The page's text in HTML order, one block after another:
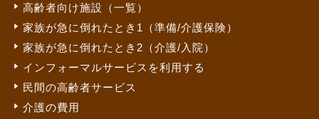
高齢者向け施設（一覧）
家族が急に倒れたとき1（準備/介護保険）
家族が急に倒れたとき2（介護/入院）
インフォーマルサービスを利用する
民間の高齢者サービス
介護の費用